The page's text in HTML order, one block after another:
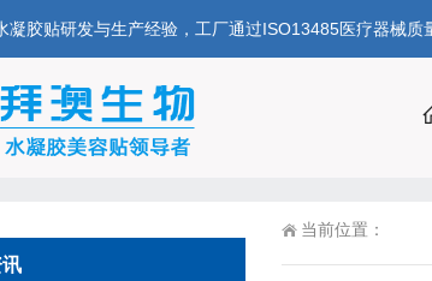
凝胶贴研发与生产经验，工厂通过ISO13485医疗器械
当前位置：